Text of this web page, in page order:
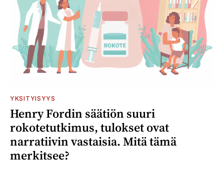
YKSITYISYYS
Henry Fordin säätiön suuri
rokotetutkimus, tulokset ovat
narratiivin vastaisia. Mitä tämä
merkitsee?